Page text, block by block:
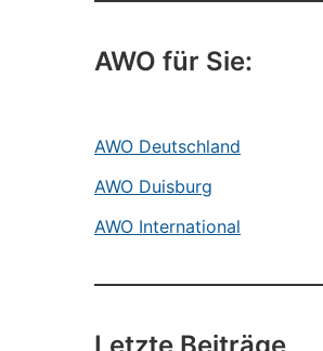
AWO für Sie:
AWO Deutschland
AWO Duisburg
AWO International